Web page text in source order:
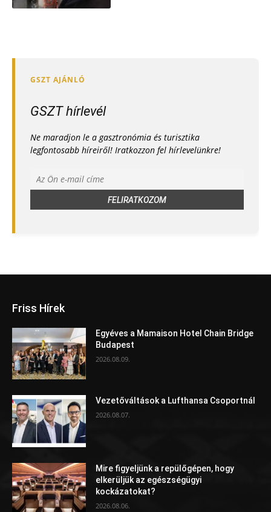
GSZT hírlevél
Ne maradjon le a gasztronómia és turisztika
legfontosabb híreiről! Iratkozzon fel hírlevelünkre!
Friss Hírek
Egyéves a Mamaison Hotel Chain Bridge
Budapest
2026.08.09.
Vezetőváltások a Lufthansa Csoportnál
2026.08.07.
Mire figyeljünk a repülőgépen, hogy
elkerüljük az egészségügyi
kockázatokat?
2026.08.06.